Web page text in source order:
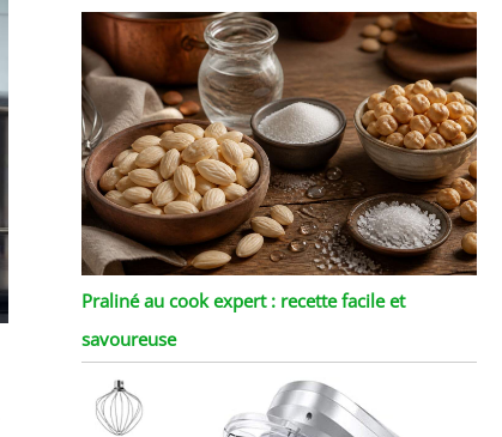
Praliné au cook expert : recette facile et
savoureuse